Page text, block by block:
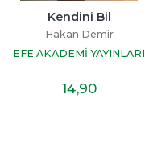
Kendini Bil
Hakan Demir
EFE AKADEMİ YAYINLARI
14,90